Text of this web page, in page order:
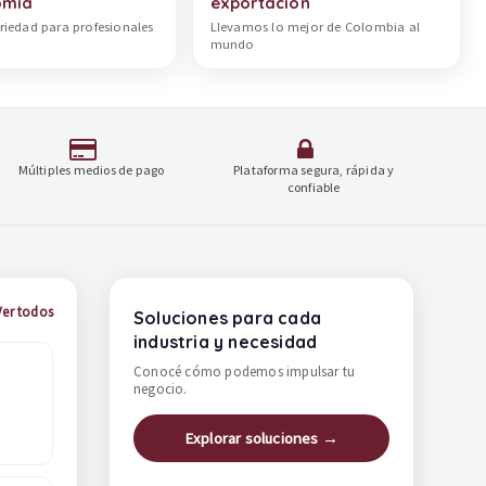
para profesionales
Llevamos lo mejor de Colombia al
mundo
Múltiples medios de pago
Plataforma segura, rápida y
confiable
todos
Soluciones para cada
industria y necesidad
Conocé cómo podemos impulsar tu
negocio.
Explorar soluciones →